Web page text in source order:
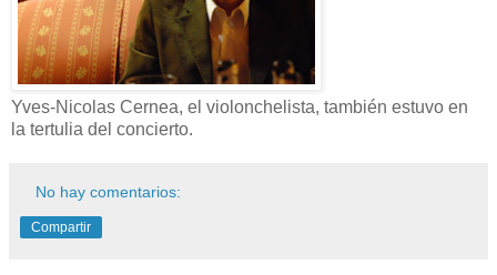
Yves-Nicolas Cernea, el violonchelista, también estuvo en
la tertulia del concierto.
No hay comentarios:
Compartir